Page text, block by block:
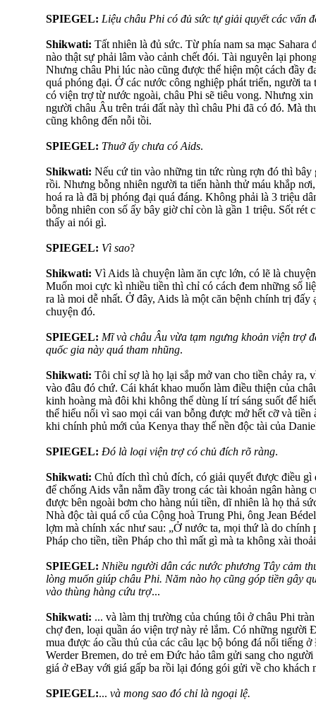
SPIEGEL: Liệu châu Phi có đủ sức tự giải quyết các vấn
Shikwati: Tất nhiên là đủ sức. Từ phía nam sa mạc
nào thật sự phải lâm vào cảnh chết đói. Tài nguyên lại
Nhưng châu Phi lúc nào cũng được thể hiện một cách đầy
quá phóng đại. Ở các nước công nghiệp phát triển, người ta
có viện trợ từ nước ngoài, châu Phi sẽ tiêu vong. Nhưng
người châu Âu trên trái đất này thì châu Phi đã có đó. Mà
cũng không đến nỗi tồi.
SPIEGEL: Thuở ấy chưa có Aids.
Shikwati: Nếu cứ tin vào những tin tức rùng rợn đó thì bây
rồi. Nhưng bỗng nhiên người ta tiến hành thử máu khắp
hoá ra là đã bị phóng đại quá đáng. Không phải là 3 triệu
bỗng nhiên con số ấy bây giờ chỉ còn là gần 1 triệu. Sốt rét
thấy ai nói gì.
SPIEGEL: Vì sao?
Shikwati: Vì Aids là chuyện làm ăn cực lớn, có lẽ là
Muốn moi cực kì nhiều tiền thì chỉ có cách đem những số
ra là moi dễ nhất. Ở đây, Aids là một căn bệnh chính trị đấy
chuyện đó.
SPIEGEL: Mĩ và châu Âu vừa tạm ngưng khoản viện trợ
quốc gia này quá tham nhũng.
Shikwati: Tôi chỉ sợ là họ lại sắp mở van cho tiền chảy ra,
vào đâu đó chứ. Cái khát khao muốn làm điều thiện của
kinh hoàng mà đôi khi không thể dùng lí trí sáng suốt để
thể hiểu nổi vì sao mọi cái van bỗng được mở hết cỡ và tiền
khi chính phủ mới của Kenya thay thế nền độc tài của
SPIEGEL: Đó là loại viện trợ có chủ đích rõ ràng.
Shikwati: Chủ đích thì chủ đích, có giải quyết được điều
để chống Aids vẫn nằm đầy trong các tài khoản ngân hàng
được bên ngoài bơm cho hàng núi tiền, dĩ nhiên là họ thả
Nhà độc tài quá cố của Cộng hoà Trung Phi, ông Jean
lợm mà chính xác như sau: „Ở nước ta, mọi thứ là do chính
Pháp cho tiền, tiền Pháp cho thì mất gì mà ta không xài
SPIEGEL: Nhiều người dân các nước phương Tây cảm
lòng muốn giúp châu Phi. Năm nào họ cũng góp tiền gây
vào thùng hàng cứu trợ...
Shikwati: ... và làm thị trường của chúng tôi ở châu Phi
chợ đen, loại quần áo viện trợ này rẻ lắm. Có những người
mua được áo cầu thủ của các câu lạc bộ bóng đá nổi tiếng
Werder Bremen, do trẻ em Đức hảo tâm gửi sang cho
giá ở eBay với giá gấp ba rồi lại đóng gói gửi về cho
SPIEGEL:... và mong sao đó chỉ là ngoại lệ.